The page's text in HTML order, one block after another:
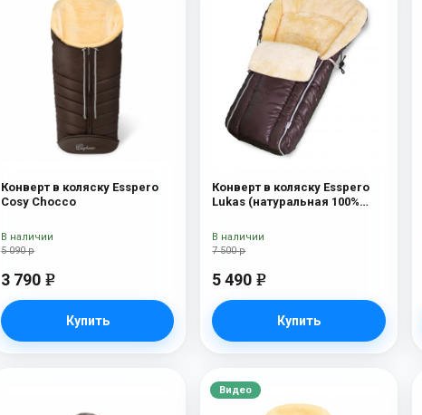
Конверт в коляску Esspero
Cosy Chocco
5 090 р
3 790 e
Купить
В наличии
Конверт в коляску Esspero
Lukas (натуральная 100%
7 500 р
5 490 e
Купить
В наличии
Видео